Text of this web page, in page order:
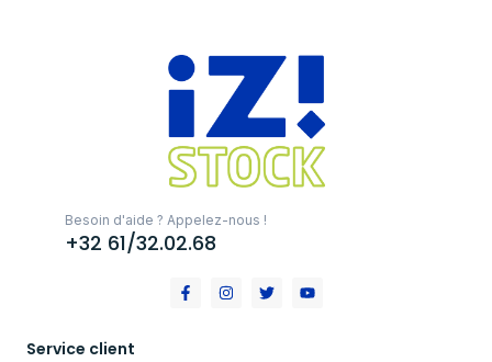
Besoin d'aide ? Appelez-nous !
+32 61/32.02.68
Service client